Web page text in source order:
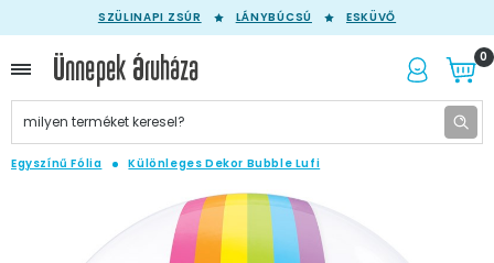
SZÜLINAPI ZSÚR LÁNYBÚCSÚ ESKÜVŐ
0
Egyszínű Fólia Különleges Dekor Bubble Lufi